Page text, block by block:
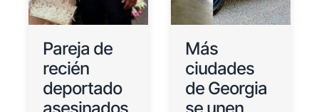
Pareja de
recién
deportado
Más
ciudades
de Georgia